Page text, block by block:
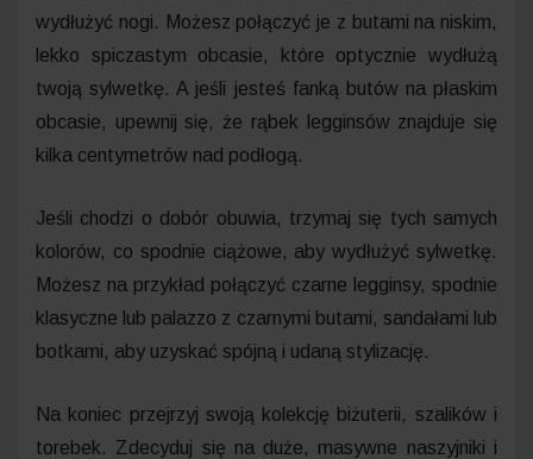
wydłużyć nogi. Możesz połączyć je z butami na niskim,
lekko spiczastym obcasie, które optycznie wydłużą
twoją sylwetkę. A jeśli jesteś fanką butów na płaskim
obcasie, upewnij się, że rąbek legginsów znajduje się
kilka centymetrów nad podłogą.
Jeśli chodzi o dobór obuwia, trzymaj się tych samych
kolorów, co spodnie ciążowe, aby wydłużyć sylwetkę.
Możesz na przykład połączyć czarne legginsy, spodnie
klasyczne lub palazzo z czarnymi butami, sandałami lub
botkami, aby uzyskać spójną i udaną stylizację.
Na koniec przejrzyj swoją kolekcję biżuterii, szalików i
torebek. Zdecyduj się na duże, masywne naszyjniki i